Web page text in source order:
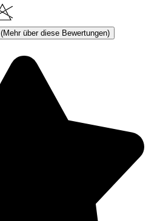
(Mehr über diese Bewertungen)